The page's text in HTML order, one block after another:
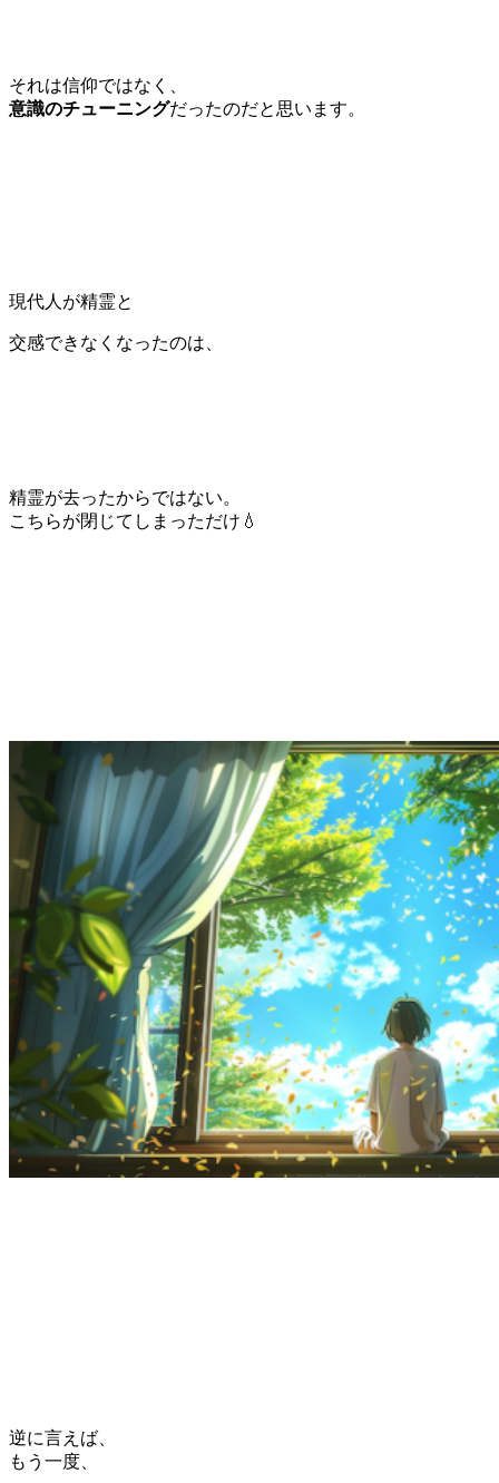
それは信仰ではなく、
意識のチューニングだったのだと思います。
現代人が精霊と
交感できなくなったのは、
精霊が去ったからではない。
こちらが閉じてしまっただけ💧
逆に言えば、
もう一度、